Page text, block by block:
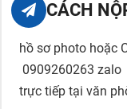
CÁCH
hồ sơ photo hoặc
0909260263 zalo
trực tiếp tại văn